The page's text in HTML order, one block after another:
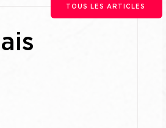
TOUS LES ARTICLES